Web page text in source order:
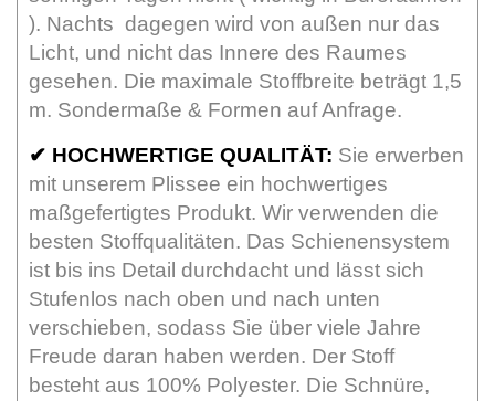
). Nachts dagegen wird von außen nur das
Licht, und nicht das Innere des Raumes
gesehen. Die maximale Stoffbreite beträgt 1,5
m. Sondermaße & Formen auf Anfrage.
✔ HOCHWERTIGE QUALITÄT: Sie erwerben
mit unserem Plissee ein hochwertiges
maßgefertigtes Produkt. Wir verwenden die
besten Stoffqualitäten. Das Schienensystem
ist bis ins Detail durchdacht und lässt sich
Stufenlos nach oben und nach unten
verschieben, sodass Sie über viele Jahre
Freude daran haben werden. Der Stoff
besteht aus 100% Polyester. Die Schnüre,